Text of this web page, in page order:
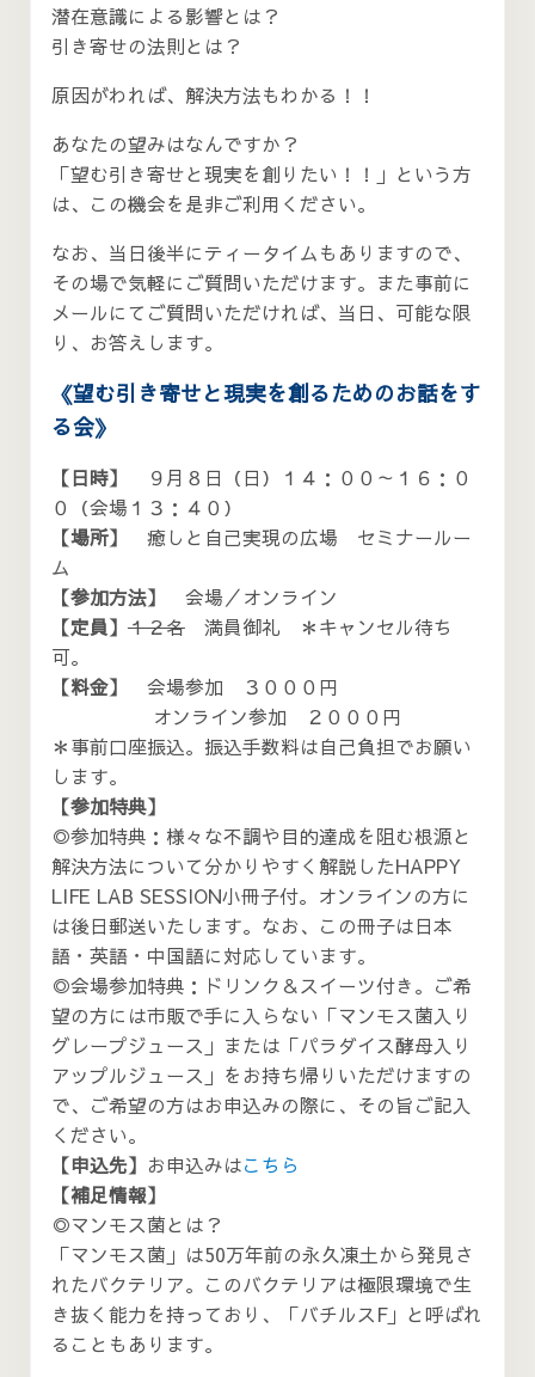
潜在意識による影響とは？
引き寄せの法則とは？
原因がわれば、解決方法もわかる！！
あなたの望みはなんですか？
「望む引き寄せと現実を創りたい！！」という方
は、この機会を是非ご利用ください。
なお、当日後半にティータイムもありますので、
その場で気軽にご質問いただけます。また事前に
メールにてご質問いただければ、当日、可能な限
り、お答えします。
《望む引き寄せと現実を創るためのお話をす
る会》
【日時】
９月８日（日）１４：００～１６：０
０（会場１３：４０）
【場所】
癒しと自己実現の広場 セミナールー
ム
【参加方法】
会場／オンライン
【定員】 １２名満員御礼 ＊キャンセル待ち
可。
【料金】
会場参加 ３０００円
オンライン参加 ２０００円
＊事前口座振込。振込手数料は自己負担でお願い
します。
【参加特典】
◎参加特典：様々な不調や目的達成を阻む根源と
解決方法について分かりやすく解説したHAPPY
LIFE LAB SESSION小冊子付。オンラインの方に
は後日郵送いたします。なお、この冊子は日本
語・英語・中国語に対応しています。
◎会場参加特典：ドリンク＆スイーツ付き。ご希
望の方には市販で手に入らない「マンモス菌入り
グレープジュース」または「パラダイス酵母入り
アップルジュース」をお持ち帰りいただけますの
で、ご希望の方はお申込みの際に、その旨ご記入
ください。
【申込先】 お申込みはこちら
【補足情報】
◎マンモス菌とは？
「マンモス菌」は50万年前の永久凍土から発見さ
れたバクテリア。このバクテリアは極限環境で生
き抜く能力を持っており、「バチルスF」と呼ばれ
ることもあります。